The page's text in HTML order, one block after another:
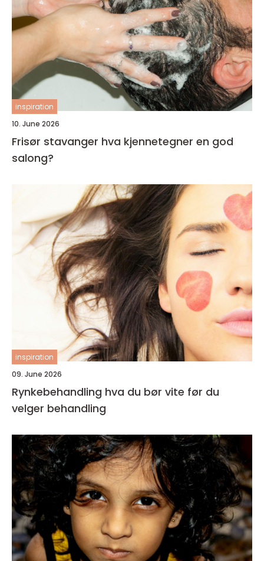
inspiration
10. June 2026
Frisør stavanger hva kjennetegner en god
salong?
inspiration
09. June 2026
Rynkebehandling hva du bør vite før du
velger behandling